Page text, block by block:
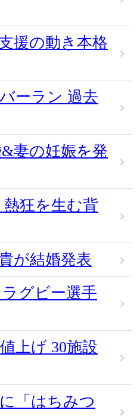
援の動き本格
ーラン 過去
妻の妊娠を発
狂を生む背
が結婚発表
グビー選手
上げ 30施設
「はちみつ